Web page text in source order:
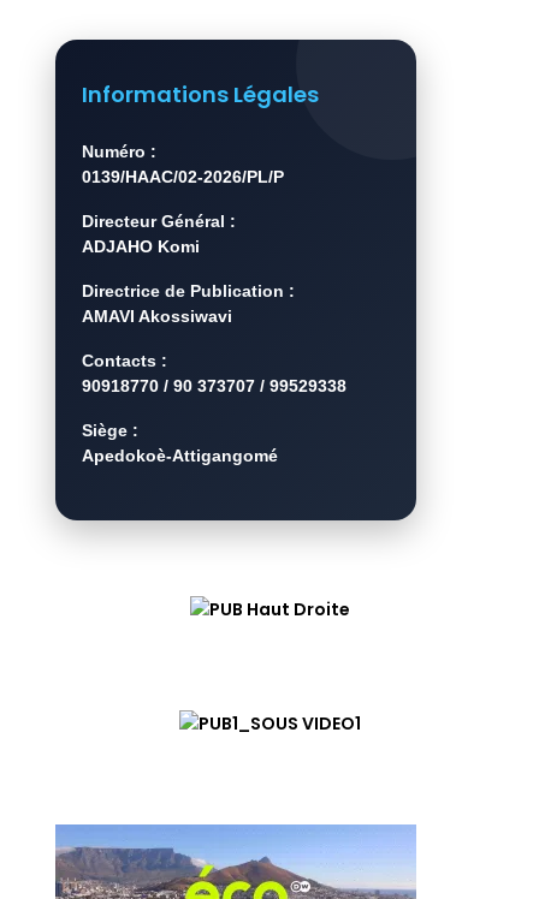
Informations Légales
Numéro :
0139/HAAC/02-2026/PL/P
Directeur Général :
ADJAHO Komi
Directrice de Publication :
AMAVI Akossiwavi
Contacts :
90918770 / 90 373707 / 99529338
Siège :
Apedokoè-Attigangomé